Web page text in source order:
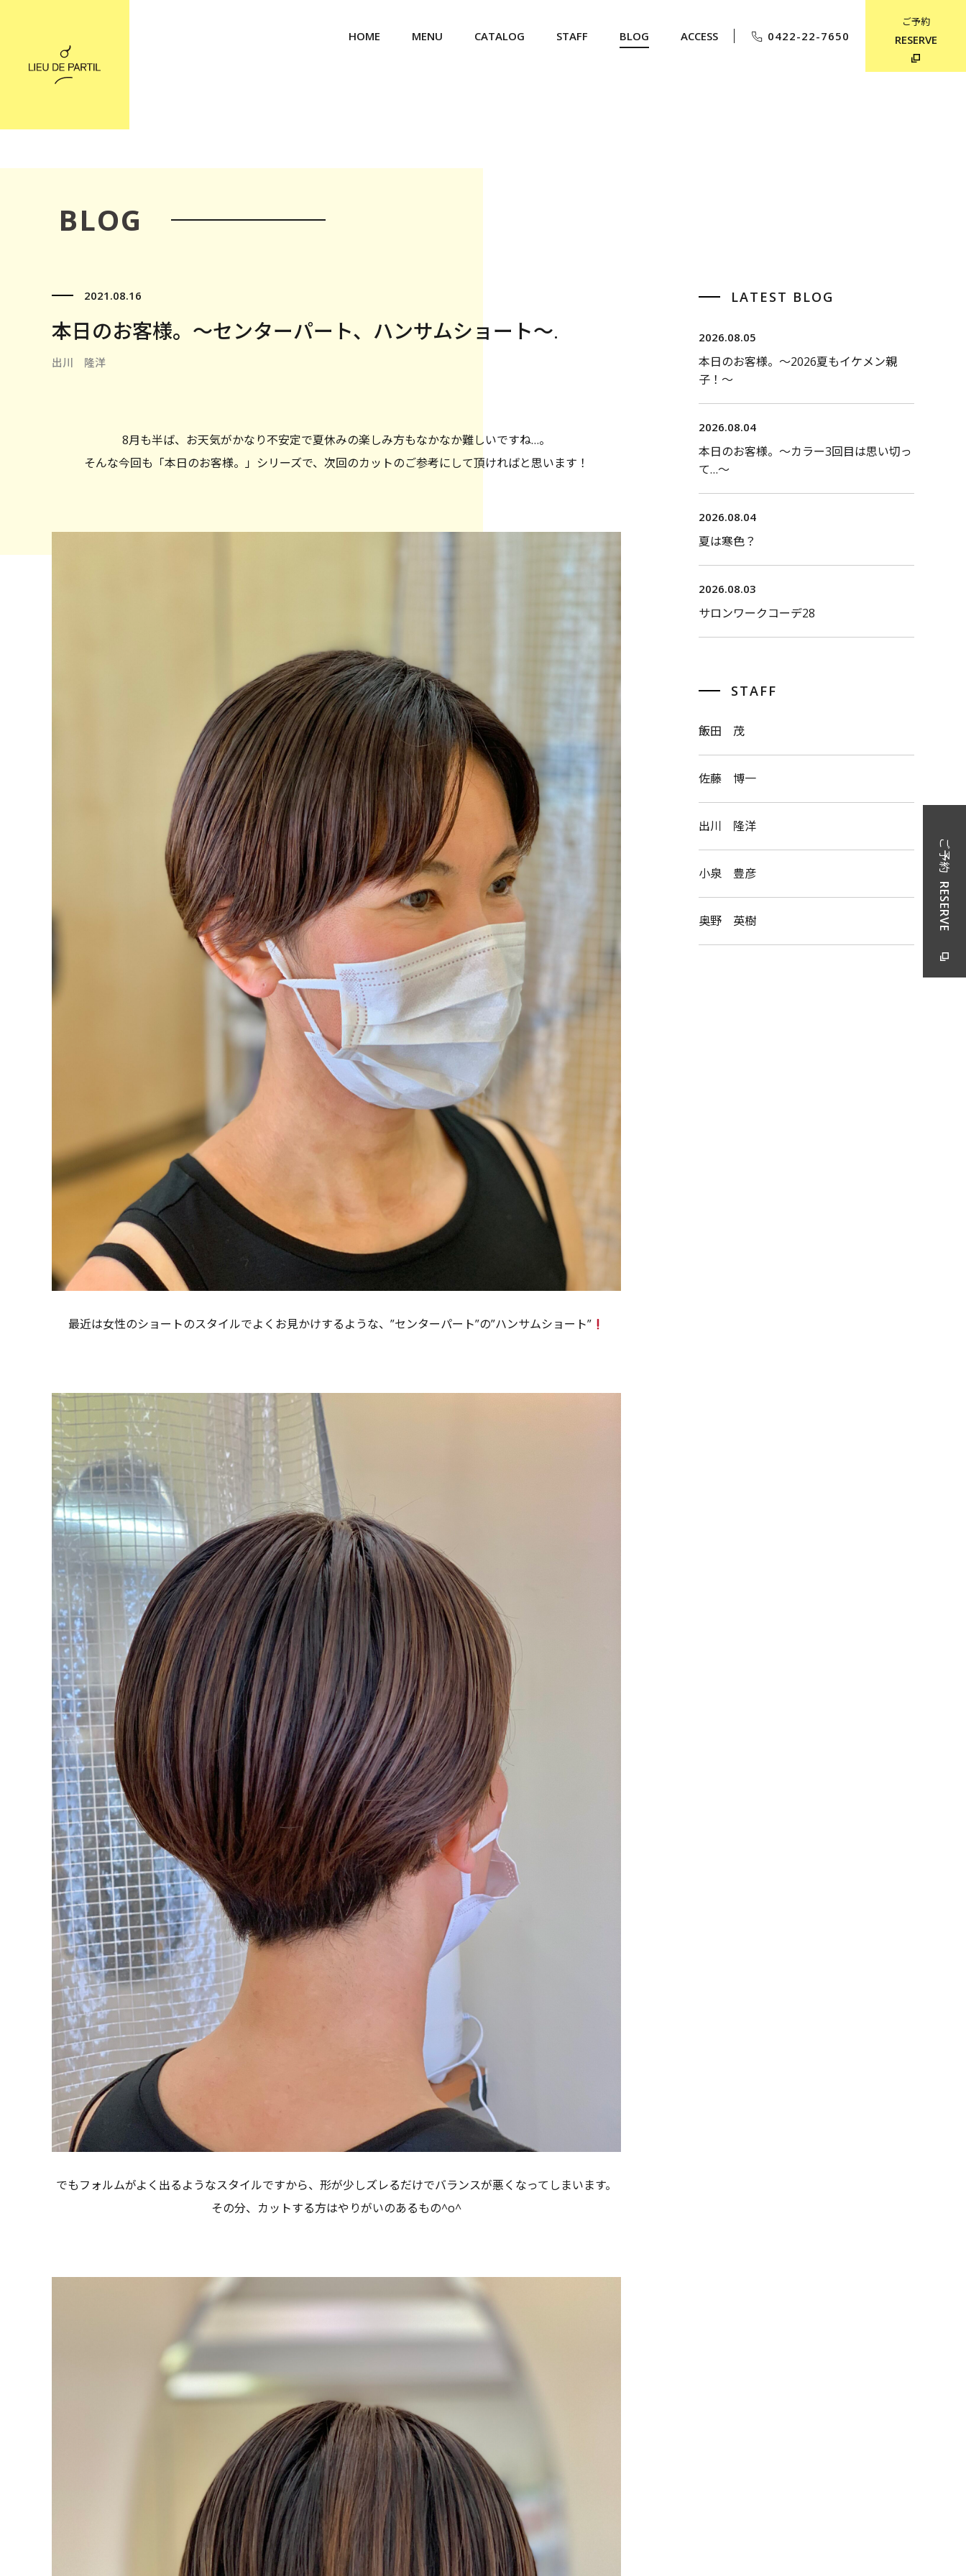
HOME MENU CATALOG STAFF BLOG ACCESS 0422-22-7650
ご予約
RESERVE
BLOG
2021.08.16
本日のお客様。〜センターパート、ハンサムショート〜.
出川 隆洋
8月も半ば、お天気がかなり不安定で夏休みの楽しみ方もなかなか難しいですね…。
そんな今回も「本日のお客様。」シリーズで、次回のカットのご参考にして頂ければと思います！
最近は女性のショートのスタイルでよくお見かけするような、”センターパート”の”ハンサムショート”
でもフォルムがよく出るようなスタイルですから、形が少しズレるだけでバランスが悪くなってしまいます。
その分、カットする方はやりがいのあるもの^o^
LATEST BLOG
2026.08.05
本日のお客様。〜2026夏もイケメン親
子！〜
2026.08.04
本日のお客様。〜カラー3回目は思い切っ
て…〜
2026.08.04
夏は寒色？
2026.08.03
サロンワークコーデ28
STAFF
飯田 茂
佐藤 博一
出川 隆洋
小泉 豊彦
奥野 英樹
ご予約
RESERVE